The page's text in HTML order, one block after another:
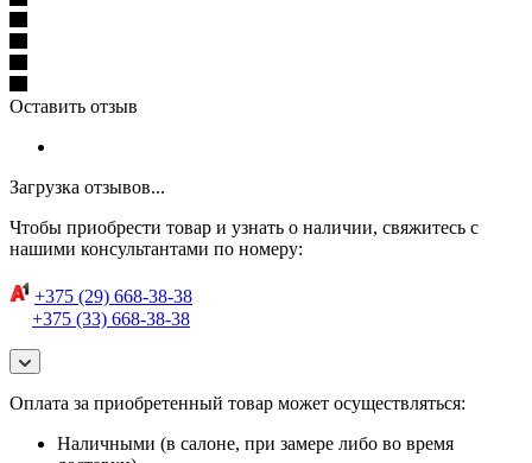
Оставить отзыв
Загрузка отзывов...
Чтобы приобрести товар и узнать о наличии, свяжитесь с
нашими консультантами по номеру:
+375 (29) 668-38-38
+375 (33) 668-38-38
Оплата за приобретенный товар может осуществляться:
Наличными (в салоне, при замере либо во время